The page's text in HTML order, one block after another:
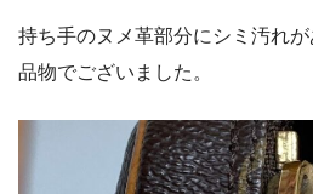
持ち手のヌメ革部分にシミ汚れ
品物でございました。